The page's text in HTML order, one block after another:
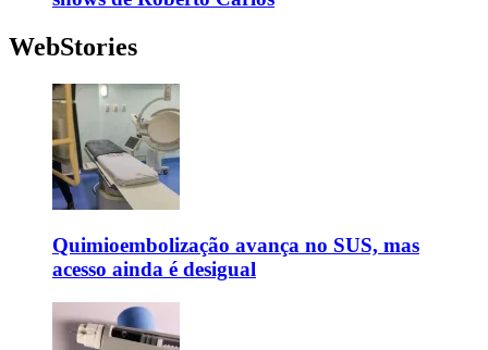
WebStories
Quimioembolização avança no SUS, mas
acesso ainda é desigual